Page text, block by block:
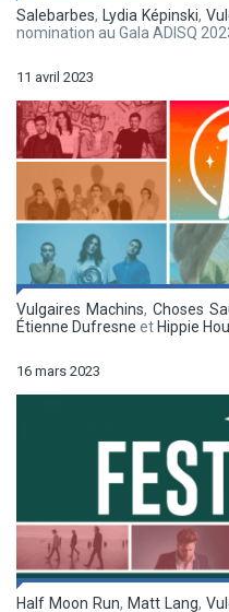
Salebarbes,Lydia Képinski,
nomination au Gala ADISQ
11 avril 2023
Vulgaires Machins, Choses
Étienne Dufresne et Hippie
16 mars 2023
Half Moon Run, Matt Lang,